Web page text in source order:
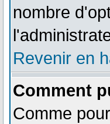
nombre
Revenir en
Comment
Comme